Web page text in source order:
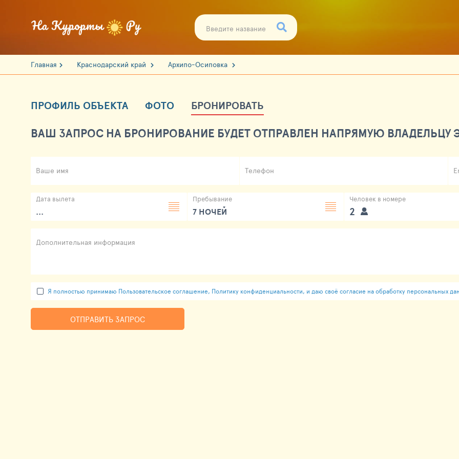
Главная Краснодарский край Архипо-Осиповка
ПРОФИЛЬ ОБЪЕКТА ФОТО БРОНИРОВАТЬ
ВАШ ЗАПРОС НА БРОНИРОВАНИЕ БУДЕТ ОТПРАВЛЕН НАПРЯМУЮ ВЛАДЕЛЬЦУ
Ваше имя Телефон
Дата вылета
...
Пребывание
7 НОЧЕЙ
Человек в номере
2
Дополнительная информация
Я полностью принимаю Пользовательское соглашение, Политику конфиденциальности, и даю своё согласие на обработку персональных
ОТПРАВИТЬ ЗАПРОС